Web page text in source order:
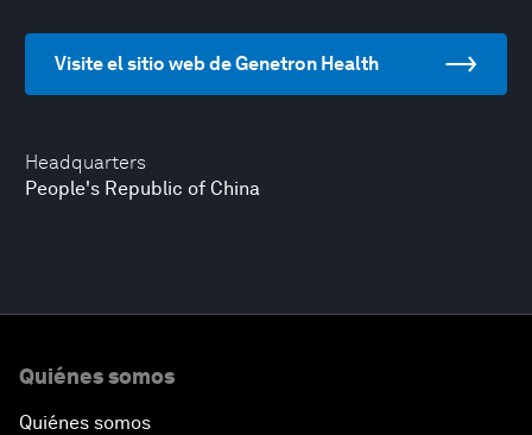
Headquarters
People's Republic of China
Visite el sitio web de Genetron Health
Quiénes somos
Quiénes somos